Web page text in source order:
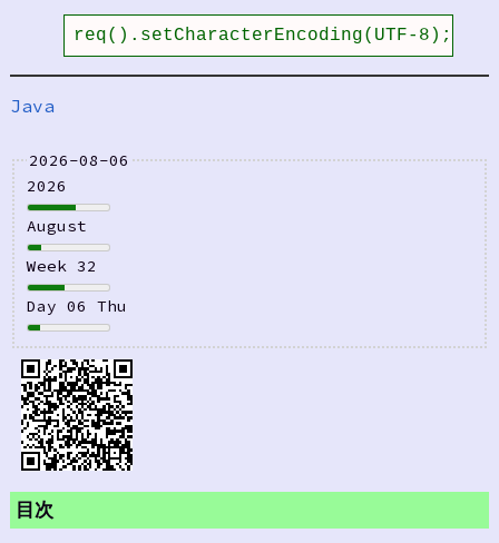
2026-08-06
2026
August
Week 32
Day 06 Thu
目次
req().setCharacterEncoding(UTF-8);
Java